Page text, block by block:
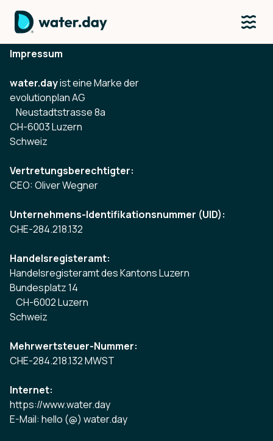
Impressum
water.dayist eine Marke der
evolutionplan AG
Neustadtstrasse 8a
CH-6003 Luzern
Schweiz
Vertretungsberechtigter:
CEO: Oliver Wegner
Unternehmens-Identifikationsnummer (UID):
CHE-284.218.132
Handelsregisteramt:
Handelsregisteramt des Kantons Luzern
Bundesplatz 14
CH-6002 Luzern
Schweiz
Mehrwertsteuer-Nummer:
CHE-284.218.132 MWST
Internet:
https://www.water.day
E-Mail: hello (@) water.day